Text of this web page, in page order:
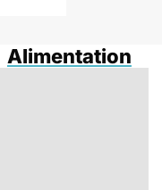
Alimentation